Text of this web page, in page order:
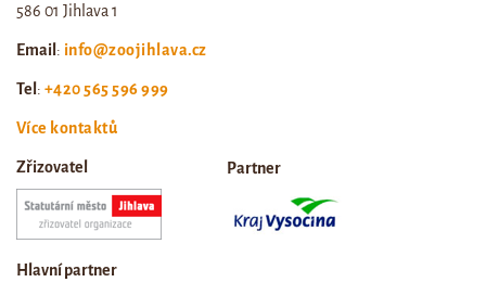
586 01 Jihlava 1
Email : info@zoojihlava.cz
Tel : +420 565 596 999
Více kontaktů
Zřizovatel Partner
Hlavní partner